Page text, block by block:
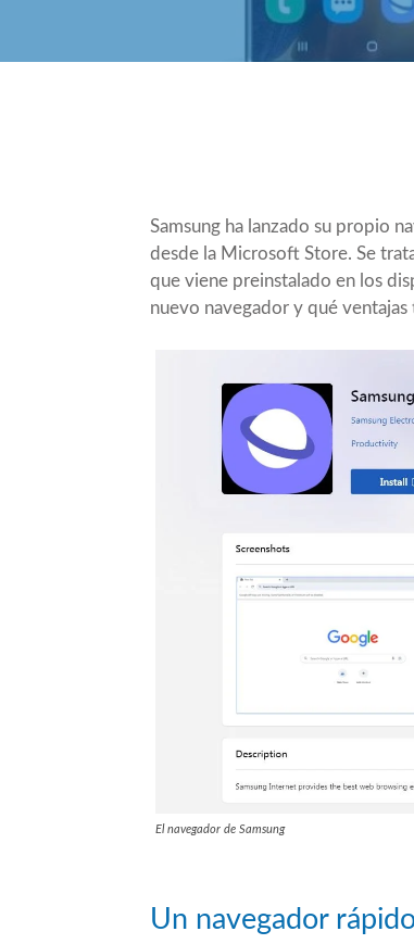
Samsung ha lanzado su propio
desde la Microsoft Store. Se
que viene preinstalado en los
nuevo navegador y qué
El navegador de Samsung
Un navegador